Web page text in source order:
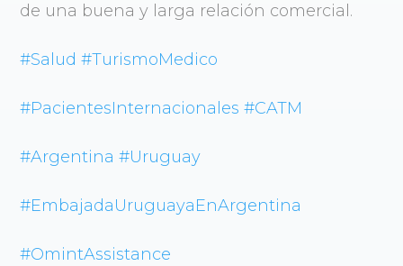
de una buena y larga relación comercial.
#Salud #TurismoMedico
#PacientesInternacionales #CATM
#Argentina #Uruguay
#EmbajadaUruguayaEnArgentina
#OmintAssistance